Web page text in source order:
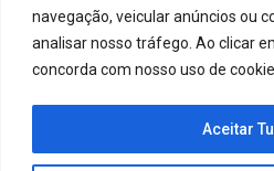
navegação, veicular anúncios ou
analisar nosso tráfego. Ao clicar
concorda com nosso uso de
Aceitar
Todos direitos
Proudly powered by